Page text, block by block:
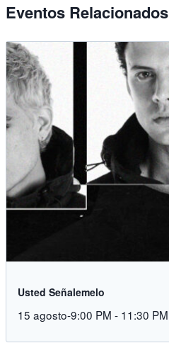
Eventos Relacionados
Usted Señalemelo
15 agosto-9:00 PM - 11:30 PM